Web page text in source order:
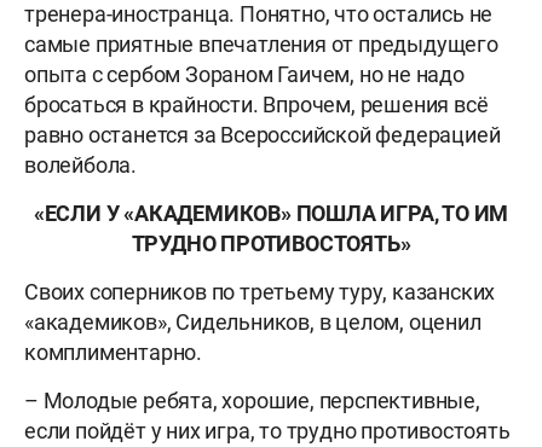
тренера-иностранца. Понятно, что остались не
самые приятные впечатления от предыдущего
опыта с сербом Зораном Гаичем, но не надо
бросаться в крайности. Впрочем, решения всё
равно останется за Всероссийской федерацией
волейбола.
«ЕСЛИ У «АКАДЕМИКОВ» ПОШЛА ИГРА, ТО ИМ
ТРУДНО ПРОТИВОСТОЯТЬ»
Своих соперников по третьему туру, казанских
«академиков», Сидельников, в целом, оценил
комплиментарно.
– Молодые ребята, хорошие, перспективные,
если пойдёт у них игра, то трудно противостоять